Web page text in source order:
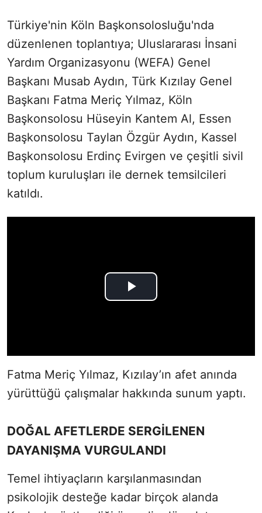
Türkiye'nin Köln Başkonsolosluğu'nda
düzenlenen toplantıya; Uluslararası İnsani
Yardım Organizasyonu (WEFA) Genel
Başkanı Musab Aydın, Türk Kızılay Genel
Başkanı Fatma Meriç Yılmaz, Köln
Başkonsolosu Hüseyin Kantem Al, Essen
Başkonsolosu Taylan Özgür Aydın, Kassel
Başkonsolosu Erdinç Evirgen ve çeşitli sivil
toplum kuruluşları ile dernek temsilcileri
katıldı.
Fatma Meriç Yılmaz, Kızılay’ın afet anında
yürüttüğü çalışmalar hakkında sunum yaptı.
DOĞAL AFETLERDE SERGİLENEN
DAYANIŞMA VURGULANDI
Temel ihtiyaçların karşılanmasından
psikolojik desteğe kadar birçok alanda